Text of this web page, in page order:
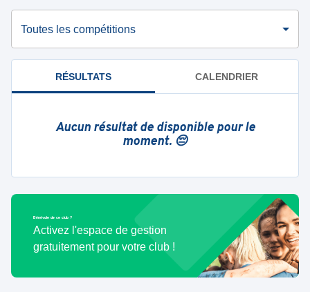
Toutes les compétitions
RÉSULTATS CALENDRIER
Aucun résultat de disponible pour le
moment. 😔
Bénévole de ce club ?
Activez l'espace de gestion
gratuitement pour votre club !